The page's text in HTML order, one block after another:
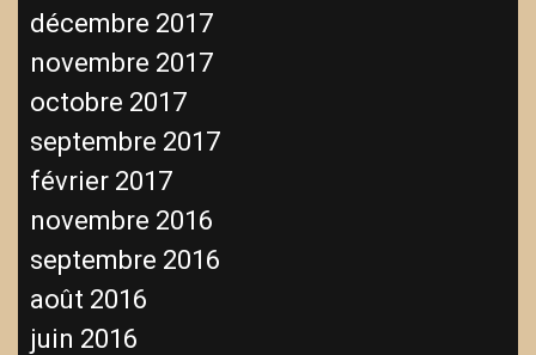
décembre 2017
novembre 2017
octobre 2017
septembre 2017
février 2017
novembre 2016
septembre 2016
août 2016
juin 2016